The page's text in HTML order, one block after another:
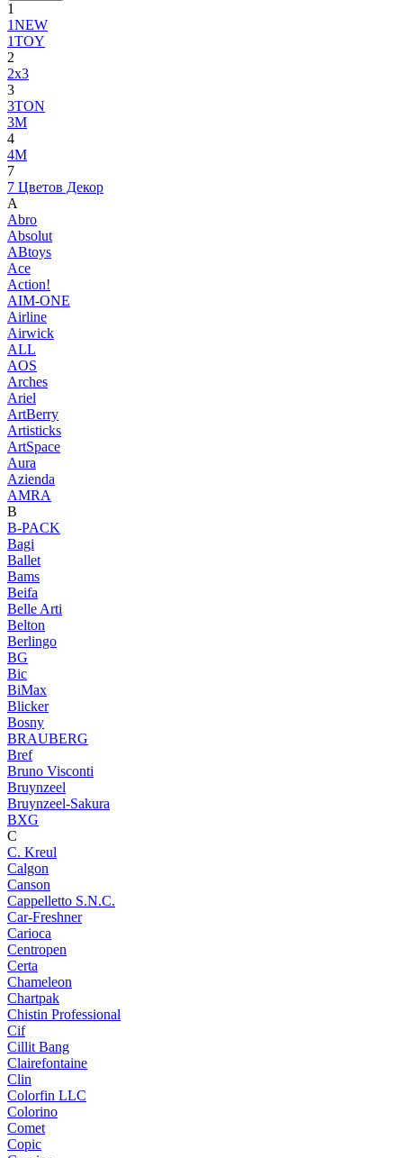
1
1NEW
1TOY
2
2x3
3
3TON
3М
4
4M
7
7 Цветов Декор
A
Abro
Absolut
ABtoys
Ace
Action!
AIM-ONE
Airline
Airwick
ALL
AOS
Arches
Ariel
ArtBerry
Artisticks
ArtSpace
Aura
Azienda
AМRA
B
B-PACK
Bagi
Ballet
Bams
Beifa
Belle Arti
Belton
Berlingo
BG
Bic
BiMax
Blicker
Bosny
BRAUBERG
Bref
Bruno Visconti
Bruynzeel
Bruynzeel-Sakura
BXG
C
C. Kreul
Calgon
Canson
Cappelletto S.N.C.
Car-Freshner
Carioca
Centropen
Certa
Chameleon
Chartpak
Chistin Professional
Cif
Cillit Bang
Clairefontaine
Clin
Colorfin LLC
Colorino
Comet
Copic